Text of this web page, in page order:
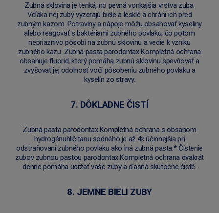
Zubná sklovina je tenká, no pevná vonkajšia vrstva zuba.
Vďaka nej zuby vyzerajú biele a lesklé a chráni ich pred
zubným kazom. Potraviny a nápoje môžu obsahovať kyseliny
alebo reagovať s baktériami zubného povlaku, čo potom
nepriaznivo pôsobí na zubnú sklovinu a vedie k vzniku
zubného kazu. Zubná pasta parodontax Kompletná ochrana
obsahuje fluorid, ktorý pomáha zubnú sklovinu spevňovať a
zvyšovať jej odolnosť voči pôsobeniu zubného povlaku a
kyselín zo stravy.
7. DÔKLADNE ČISTÍ
Zubná pasta parodontax Kompletná ochrana s obsahom
hydrogénuhličitanu sodného je až 4x účinnejšia pri
odstraňovaní zubného povlaku ako iná zubná pasta.* Čistenie
zubov zubnou pastou parodontax Kompletná ochrana dvakrát
denne pomáha udržať vaše zuby a ďasná skutočne čisté.
8. JEMNE BIELI ZUBY